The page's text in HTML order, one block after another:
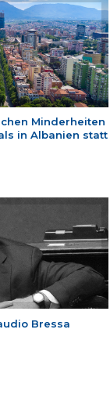
Minderheiten
in Albanien statt
Bressa